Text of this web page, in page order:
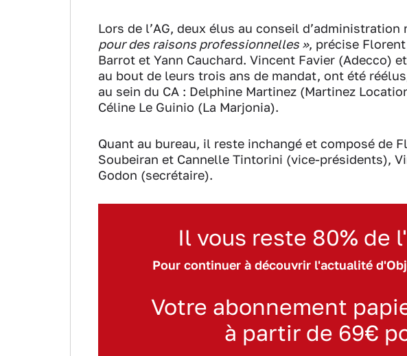
Lors de l’AG, deux élus au conseil
pour des raisons professionnelles », précise
Barrot et Yann Cauchard. Vincent Favier (Adecco)
au bout de leurs trois ans de mandat, ont été
au sein du CA : Delphine Martinez (Martinez
Céline Le Guinio (La Marjonia).
Quant au bureau, il reste inchangé et composé de
Soubeiran et Cannelle Tintorini (vice-présidents),
Godon (secrétaire).
Il vous reste 80% de
Pour continuer à découvrir l'actualité
Votre abonnement
à partir de 69€